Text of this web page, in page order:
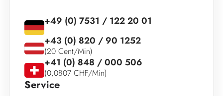
Service
+49 (0) 7531 / 122 20 01
+43 (0) 820 / 90 1252
(20 Cent/Min)
+41 (0) 848 / 000 506
(0,0807 CHF/Min)